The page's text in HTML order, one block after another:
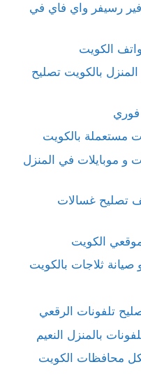
رسيفر واي فاي في
الكويت
بالكويت تصليح
فوري
مستعملة بالكويت
و موبايلات في المنزل
تصليح غسالات
الكويت
ثلاجات بالكويت
تلفونات الرقعي
بالمنزل النعيم
محافظات الكويت